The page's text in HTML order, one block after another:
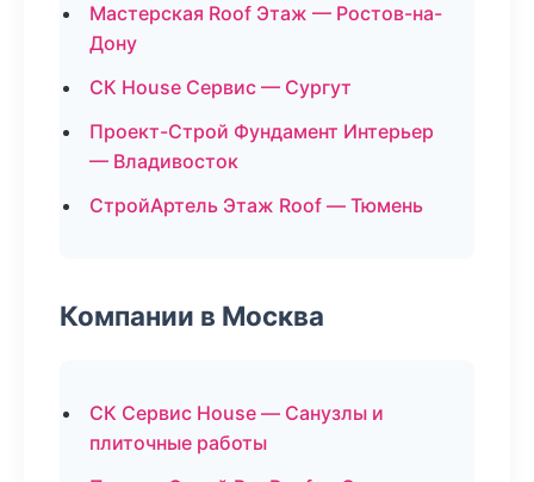
Мастерская Roof Этаж — Ростов-на-
Дону
СК House Сервис — Сургут
Проект-Строй Фундамент Интерьер
— Владивосток
СтройАртель Этаж Roof — Тюмень
Компании в Москва
СК Сервис House — Санузлы и
плиточные работы